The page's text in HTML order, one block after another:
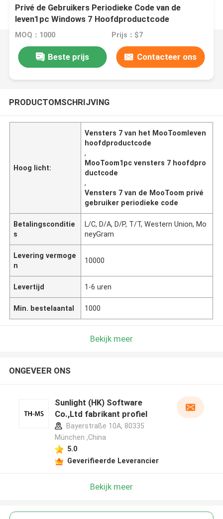
Privé de Gebruikers Periodieke Code van de
leven1pc Windows 7 Hoofdproductcode
MOQ：1000 Prijs：$7
Beste prijs Contacteer ons
PRODUCTOMSCHRIJVING
Hoog licht:
Vensters 7 van het MooToomleven
hoofdproductcode
,
MooToom1pc vensters 7 hoofdpro
ductcode
,
Vensters 7 van de MooToom privé
gebruiker periodieke code
Betalingsconditie
s
L/C, D/A, D/P, T/T, Western Union, Mo
neyGram
Levering vermoge
n
10000
Levertijd 1-6 uren
Min. bestelaantal 1000
Bekijk meer
ONGEVEER ONS
Sunlight (HK) Software
Co.,Ltd fabrikant profiel
Bayerstraße 10A, 80335
München ,China
5.0
Geverifieerde Leverancier
Bekijk meer